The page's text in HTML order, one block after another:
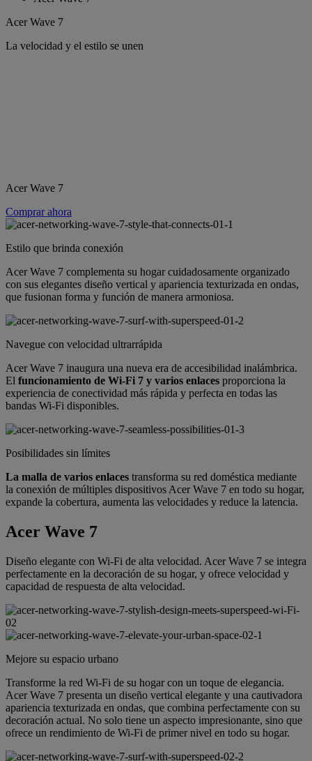
Acer Wave 7
La velocidad y el estilo se unen
Acer Wave 7
Comprar ahora
Estilo que brinda conexión
Acer Wave 7 complementa su hogar cuidadosamente organizado
con sus elegantes diseño vertical y apariencia texturizada en ondas,
que fusionan forma y función de manera armoniosa.
Navegue con velocidad ultrarrápida
Acer Wave 7 inaugura una nueva era de accesibilidad inalámbrica.
El funcionamiento de Wi-Fi 7 y varios enlaces proporciona la
experiencia de conectividad más rápida y perfecta en todas las
bandas Wi-Fi disponibles.
Posibilidades sin límites
La malla de varios enlaces transforma su red doméstica mediante
la conexión de múltiples dispositivos Acer Wave 7 en todo su hogar,
expande la cobertura, aumenta las velocidades y reduce la latencia.
Acer Wave 7
Diseño elegante con Wi-Fi de alta velocidad. Acer Wave 7 se integra
perfectamente en la decoración de su hogar, y ofrece velocidad y
capacidad de respuesta de alta velocidad.
Mejore su espacio urbano
Transforme la red Wi-Fi de su hogar con un toque de elegancia.
Acer Wave 7 presenta un diseño vertical elegante y una cautivadora
apariencia texturizada en ondas, que combina perfectamente con su
decoración actual. No solo tiene un aspecto impresionante, sino que
ofrece un rendimiento de Wi-Fi de primer nivel en todo su hogar.